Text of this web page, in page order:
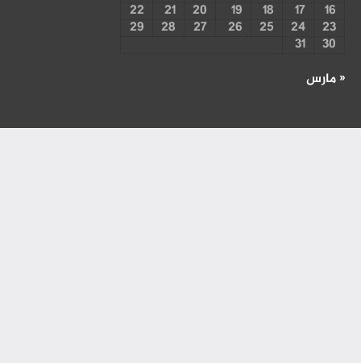
16
17
18
19
20
21
22
23
24
25
26
27
28
29
30
31
« مارس